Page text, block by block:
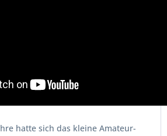
hatte sich das kleine Amateur-